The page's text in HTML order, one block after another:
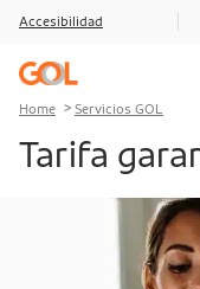
Go to menu
Go to the content
Go to footer
Accesibilidad
Home Servicios GOL
Tarifa